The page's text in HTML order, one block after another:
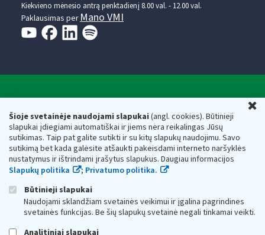
Šioje svetainėje naudojami slapukai(angl. cookies). Būtinieji
slapukai įdiegiami automatiškai ir jiems nėra reikalingas Jūsų
sutikimas. Taip pat galite sutikti ir su kitų slapukų naudojimu. Savo
sutikimą bet kada galėsite atšaukti pakeisdami interneto naršyklės
nustatymus ir ištrindami įrašytus slapukus. Daugiau informacijos
Slapukų politika
; Privatumo politika.
Būtinieji slapukai
Naudojami sklandžiam svetainės veikimui ir įgalina pagrindines
svetainės funkcijas. Be šių slapukų svetainė negali tinkamai veikti.
Analitiniai slapukai
Kiekvieno mėnesio antrą penktadienį 8.00 val. - 12.00 val.
Paklausimas perMano VMI
Valstybinė mokesčių inspekcija prie Lietuvos
Respublikos finansų ministerijos
Biudžetinė įstaiga. Juridinio asmens kodas — 188659752,
adresas: Vasario 16-osios g. 14, 01107 Vilnius, Lietuva, el.paštas:
vmi@vmi.lt , E. pristatymo dėžutės adresas 188659752
Duomenys apie Valstybinę mokesčių inspekciją prie Lietuvos
Respublikos finansų ministerijos kaupiami ir saugomi Juridinių